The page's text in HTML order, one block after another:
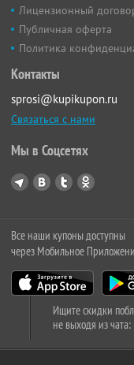
Лицензионный
Публичная оферта
Политика
Контакты
sprosi@kupikupon.ru
Связаться с нами
Мы в Соцсетях
Все наши купоны доступны
через Мобильное
Ищите скидки
не выходя из чата: